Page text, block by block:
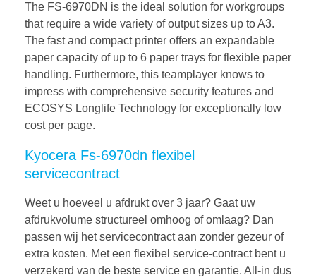
The FS-6970DN is the ideal solution for workgroups
that require a wide variety of output sizes up to A3.
The fast and compact printer offers an expandable
paper capacity of up to 6 paper trays for flexible paper
handling. Furthermore, this teamplayer knows to
impress with comprehensive security features and
ECOSYS Longlife Technology for exceptionally low
cost per page.
Kyocera Fs-6970dn flexibel
servicecontract
Weet u hoeveel u afdrukt over 3 jaar? Gaat uw
afdrukvolume structureel omhoog of omlaag? Dan
passen wij het servicecontract aan zonder gezeur of
extra kosten. Met een flexibel service-contract bent u
verzekerd van de beste service en garantie. All-in dus